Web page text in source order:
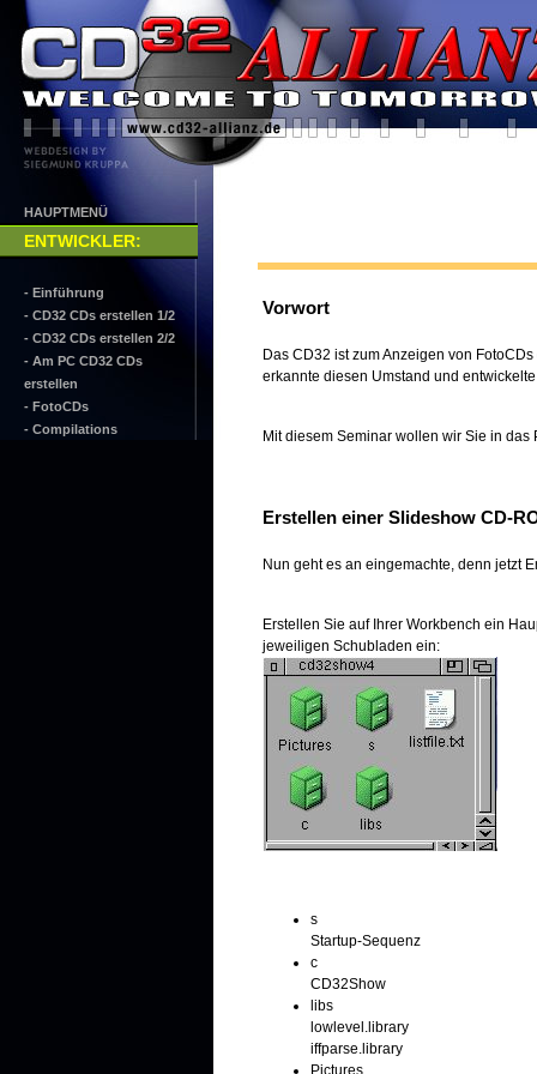
HAUPTMENÜ
ENTWICKLER:
- Einführung
- CD32 CDs erstellen 1/2
- CD32 CDs erstellen 2/2
- Am PC CD32 CDs
erstellen
- FotoCDs
- Compilations
Vorwort
Das CD32 ist zum Anzeigen von
erkannte diesen Umstand und
Mit diesem Seminar wollen wir Sie in
Erstellen einer Slideshow CD-
Nun geht es an eingemachte, denn jetzt
Erstellen Sie auf Ihrer Workbench ein
jeweiligen Schubladen ein:
s
Startup-Sequenz
c
CD32Show
libs
lowlevel.library
iffparse.library
Pictures